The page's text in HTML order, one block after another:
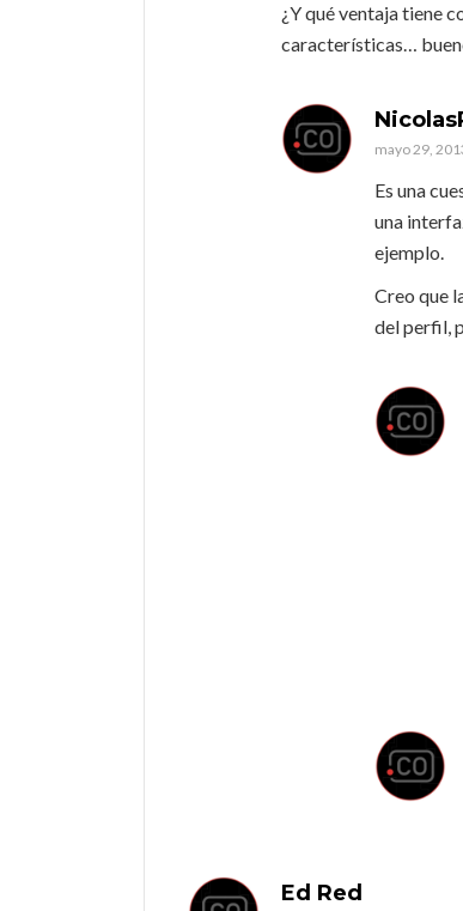
¿Y qué ventaja tiene
características…
mayo 29,
Es una
una
ejemplo.
Creo que
del perfil,
Ed Red